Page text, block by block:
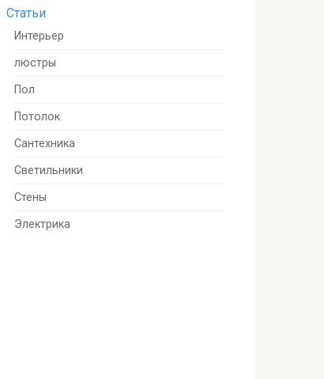
Статьи
Интерьер
люстры
Пол
Потолок
Сантехника
Светильники
Стены
Электрика